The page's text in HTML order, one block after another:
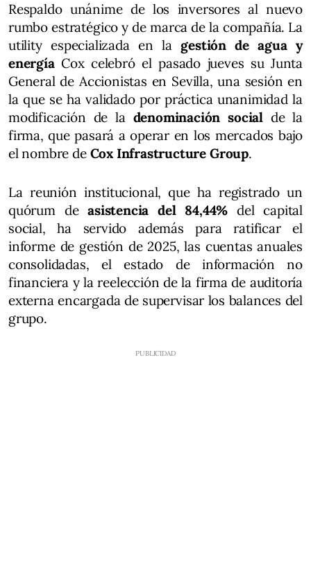
Respaldo unánime de los inversores al nuevo
rumbo estratégico y de marca de la compañía. La
utility especializada en la gestión de agua y
energíaCox celebró el pasado jueves su Junta
General de Accionistas en Sevilla, una sesión en
la que se ha validado por práctica unanimidad la
modificación de la denominación social de la
firma, que pasará a operar en los mercados bajo
el nombre de Cox Infrastructure Group.
La reunión institucional, que ha registrado un
quórum deasistencia del 84,44% del capital
social, ha servido además para ratificar el
informe de gestión de 2025, las cuentas anuales
consolidadas, el estado de información no
financiera y la reelección de la firma de auditoría
externa encargada de supervisar los balances del
grupo.